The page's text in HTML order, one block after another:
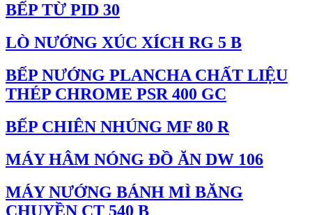
BẾP TỪ PID 30
LÒ NƯỚNG XÚC XÍCH RG 5 B
BẾP NƯỚNG PLANCHA CHẤT LIỆU
THÉP CHROME PSR 400 GC
BẾP CHIÊN NHÚNG MF 80 R
MÁY HÂM NÓNG ĐỒ ĂN DW 106
MÁY NƯỚNG BÁNH MÌ BĂNG
CHUYỀN CT 540 B